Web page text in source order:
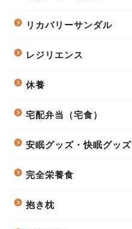
リカバリーサンダル
レジリエンス
休養
宅配弁当（宅食）
安眠グッズ・快眠グッズ
完全栄養食
抱き枕